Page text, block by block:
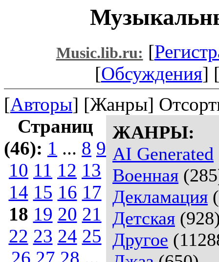
Music.lib.ru: [
[Обсуждения]
[Авторы] [Жанры]
ЖАНРЫ:
AI Generated
Военная
Декламация
Детская
Другое
Страниц
(46): 1 ... 8 9
10 11 12 13
14 15 16 17
18 19 20 21
22 23 24 25